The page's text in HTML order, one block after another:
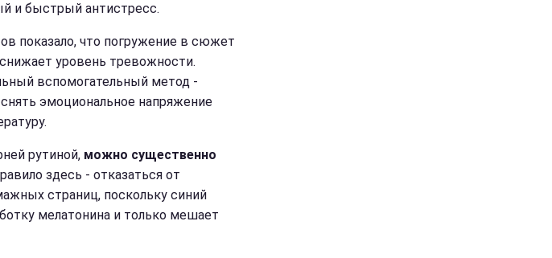
и быстрый антистресс.
показало, что погружение в сюжет
уровень тревожности.
вспомогательный метод -
эмоциональное напряжение
рутиной, можно существенно
здесь - отказаться от
страниц, поскольку синий
мелатонина и только мешает